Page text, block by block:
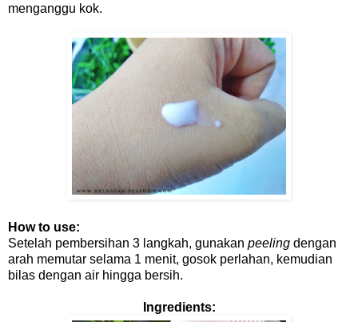
menganggu kok.
How to use:
Setelah pembersihan 3 langkah, gunakan peeling dengan
arah memutar selama 1 menit, gosok perlahan, kemudian
bilas dengan air hingga bersih.
Ingredients: